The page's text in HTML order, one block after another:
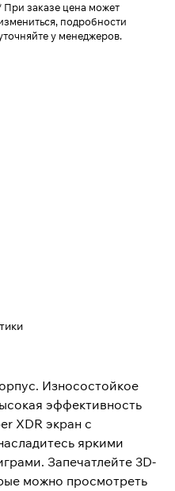
При заказе цена может
подробности
у менеджеров.
Износостойкое
эффективность
XDR экран с
яркими
Запечатлейте 3D-
можно просмотреть